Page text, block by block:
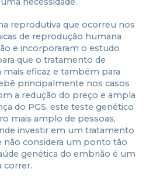
reprodutiva que ocorreu nos
de reprodução humana
e incorporaram o estudo
que o tratamento de
eficaz e também para
principalmente nos casos
a redução do preço e ampla
do PGS, este teste genético
mais amplo de pessoas,
investir em um tratamento
não considera um ponto tão
genética do embrião é um
correr.